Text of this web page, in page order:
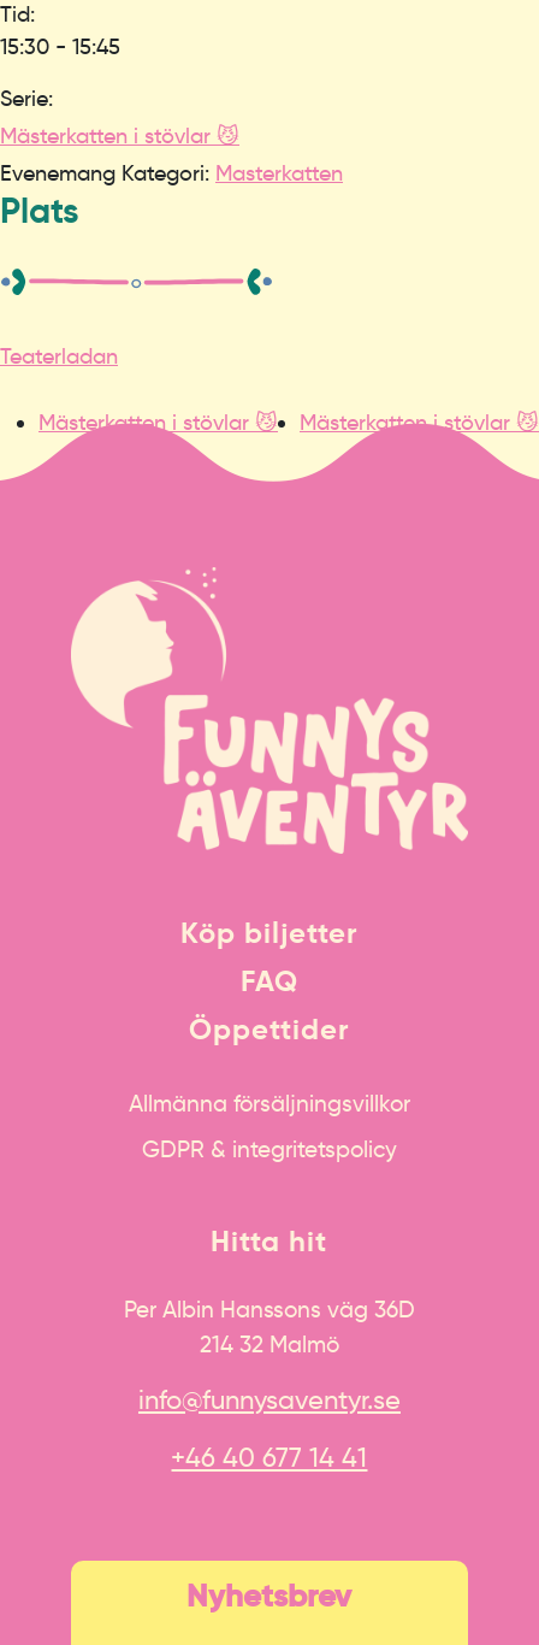
Tid:
15:30 - 15:45
Serie:
Mästerkatten i stövlar 😼
Evenemang Kategori: Masterkatten
Plats
Teaterladan
Mästerkatten i stövlar 😼 Mästerkatten i stövlar 😼
Köp biljetter
FAQ
Öppettider
Allmänna försäljningsvillkor
GDPR & integritetspolicy
Hitta hit
Per Albin Hanssons väg 36D
214 32 Malmö
info@funnysaventyr.se
+46 40 677 14 41
Nyhetsbrev